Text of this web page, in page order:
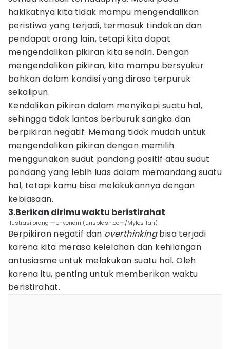
hakikatnya kita tidak mampu mengendalikan
peristiwa yang terjadi, termasuk tindakan dan
pendapat orang lain, tetapi kita dapat
mengendalikan pikiran kita sendiri. Dengan
mengendalikan pikiran, kita mampu bersyukur
bahkan dalam kondisi yang dirasa terpuruk
sekalipun.
Kendalikan pikiran dalam menyikapi suatu hal,
sehingga tidak lantas berburuk sangka dan
berpikiran negatif. Memang tidak mudah untuk
mengendalikan pikiran dengan memilih
menggunakan sudut pandang positif atau sudut
pandang yang lebih luas dalam memandang suatu
hal, tetapi kamu bisa melakukannya dengan
kebiasaan.
3.Berikan dirimu waktu beristirahat
ilustrasi orang menyendiri (unsplash.com/Myles Tan)
Berpikiran negatif dan overthinkingbisa terjadi
karena kita merasa kelelahan dan kehilangan
antusiasme untuk melakukan suatu hal. Oleh
karena itu, penting untuk memberikan waktu
beristirahat.